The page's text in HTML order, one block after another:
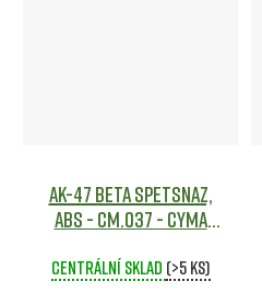
AK-47 Beta Spetsnaz,
ABS - CM.037 - CYMA
Centrální sklad (>5 ks)